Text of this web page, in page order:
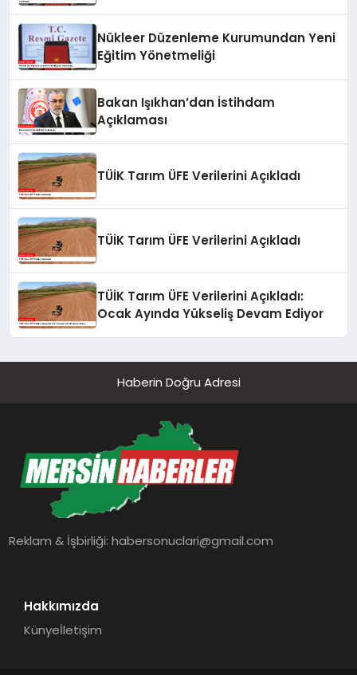
Nükleer Düzenleme Kurumundan Yeni
Eğitim Yönetmeliği
Bakan Işıkhan’dan İstihdam
Açıklaması
TÜİK Tarım ÜFE Verilerini Açıkladı
TÜİK Tarım ÜFE Verilerini Açıkladı
TÜİK Tarım ÜFE Verilerini Açıkladı:
Ocak Ayında Yükseliş Devam Ediyor
Haberin Doğru Adresi
Reklam & İşbirliği:habersonuclari@gmail.com
Hakkımızda
Künyeİletişim